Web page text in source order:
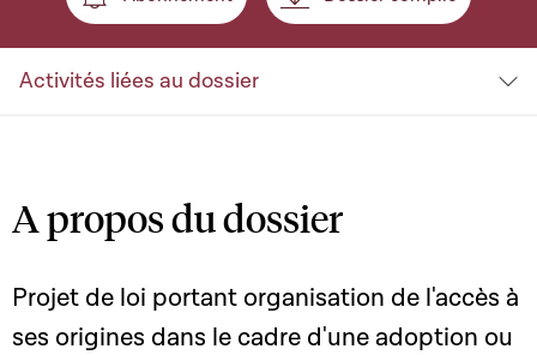
Abonnement
Activités liées au dossier
A propos du dossier
Projet de loi portant organisation de l'accès à
ses origines dans le cadre d'une adoption ou